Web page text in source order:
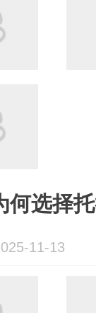
何选择
11-13